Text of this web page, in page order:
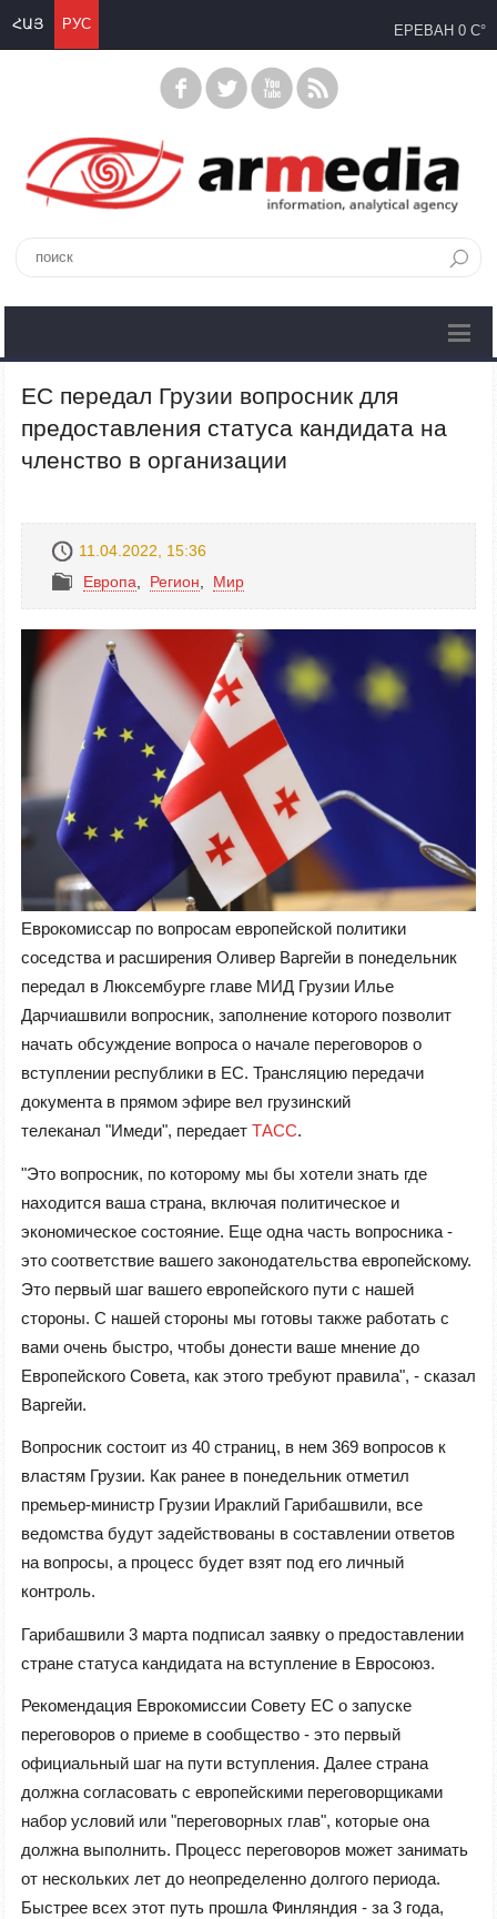
ՀԱՅ РУС ЕРЕВАН 0 C°
ЕС передал Грузии вопросник для
предоставления статуса кандидата на
членство в организации
11.04.2022, 15:36
Европа
Регион Mир
Еврокомиссар по вопросам европейской политики
соседства и расширения Оливер Вaргейи в понедельник
передал в Люксембурге главе МИД Грузии Илье
Дарчиашвили вопросник, заполнение которого позволит
начать обсуждение вопроса о начале переговоров о
вступлении республики в ЕС. Трансляцию передачи
документа в прямом эфире вел грузинский
телеканал "Имеди", передает ТАСС.
"Это вопросник, по которому мы бы хотели знать где
находится ваша страна, включая политическое и
экономическое состояние. Еще одна часть вопросника -
это соответствие вашего законодательства европейскому.
Это первый шаг вашего европейского пути с нашей
стороны. С нашей стороны мы готовы также работать с
вами очень быстро, чтобы донести ваше мнение до
Европейского Совета, как этого требуют правила", - сказал
Варгейи.
Вопросник состоит из 40 страниц, в нем 369 вопросов к
властям Грузии. Как ранее в понедельник отметил
премьер-министр Грузии Ираклий Гарибашвили, все
ведомства будут задействованы в составлении ответов
на вопросы, а процесс будет взят под его личный
контроль.
Гарибашвили 3 марта подписал заявку о предоставлении
стране статуса кандидата на вступление в Евросоюз.
Рекомендация Еврокомиссии Совету ЕС о запуске
переговоров о приеме в сообщество - это первый
официальный шаг на пути вступления. Далее страна
должна согласовать с европейскими переговорщиками
набор условий или "переговорных глав", которые она
должна выполнить. Процесс переговоров может занимать
от нескольких лет до неопределенно долгого периода.
Быстрее всех этот путь прошла Финляндия - за 3 года,